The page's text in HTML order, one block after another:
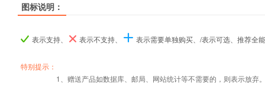
产品名称
产品名称
产品名称
图标说明：
表示支持、 表示不支持、 表示需要单独购买、/表示可选、推荐全
特别提示：
1、赠送产品如数据库、邮局、网站统计等不需要的，则表示放弃